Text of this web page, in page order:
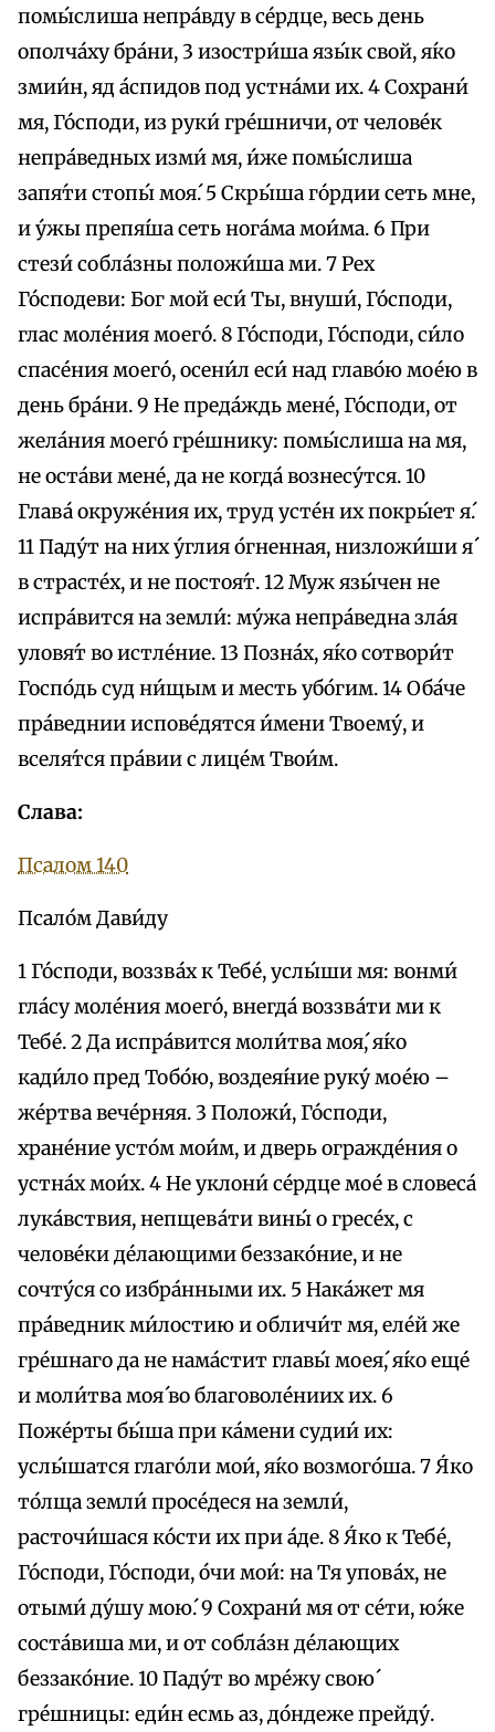
помы́слиша непра́вду в се́рдце, весь день
ополча́ху бра́ни, 3 изостри́ша язы́к свой, я́ко
змии́н, яд а́спидов под устна́ми их. 4 Сохрани́
мя, Го́споди, из руки́ гре́шничи, от челове́к
непра́ведных изми́ мя, и́же помы́слиша
запя́ти стопы́ моя́. 5 Скры́ша го́рдии сеть мне,
и у́жы препя́ша сеть нога́ма мои́ма. 6 При
стези́ собла́зны положи́ша ми. 7 Рех
Го́сподеви: Бог мой еси́ Ты, внуши́, Го́споди,
глас моле́ния моего́. 8 Го́споди, Го́споди, си́ло
спасе́ния моего́, осени́л еси́ над главо́ю мое́ю в
день бра́ни. 9 Не преда́ждь мене́, Го́споди, от
жела́ния моего́ гре́шнику: помы́слиша на мя,
не оста́ви мене́, да не когда́ вознесу́тся. 10
Глава́ окруже́ния их, труд усте́н их покры́ет я́.
11 Паду́т на них у́глия о́гненная, низложи́ши я́
в страсте́х, и не постоя́т. 12 Муж язы́чен не
испра́вится на земли́: му́жа непра́ведна зла́я
уловя́т во истле́ние. 13 Позна́х, я́ко сотвори́т
Госпо́дь суд ни́щым и месть убо́гим. 14 Оба́че
пра́веднии испове́дятся и́мени Твоему́, и
вселя́тся пра́вии с лице́м Твои́м.
Слава:
Псалом 140
Псало́м Дави́ду
1 Го́споди, воззва́х к Тебе́, услы́ши мя: вонми́
гла́су моле́ния моего́, внегда́ воззва́ти ми к
Тебе́. 2 Да испра́вится моли́тва моя́, я́ко
кади́ло пред Тобо́ю, воздея́ние руку́ мое́ю –
же́ртва вече́рняя. 3 Положи́, Го́споди,
хране́ние усто́м мои́м, и дверь огражде́ния о
устна́х мои́х. 4 Не уклони́ се́рдце мое́ в словеса́
лука́вствия, непщева́ти вины́ о гресе́х, с
челове́ки де́лающими беззако́ние, и не
сочту́ся со избра́нными их. 5 Нака́жет мя
пра́ведник ми́лостию и обличи́т мя, еле́й же
гре́шнаго да не нама́стит главы́ моея́, я́ко еще́
и моли́тва моя́ во благоволе́ниих их. 6
Поже́рты бы́ша при ка́мени судии́ их:
услы́шатся глаго́ли мои́, я́ко возмого́ша. 7 Я́ко
то́лща земли́ просе́деся на земли́,
расточи́шася ко́сти их при а́де. 8 Я́ко к Тебе́,
Го́споди, Го́споди, о́чи мои́: на Тя упова́х, не
отыми́ ду́шу мою́. 9 Сохрани́ мя от се́ти, ю́же
соста́виша ми, и от собла́зн де́лающих
беззако́ние. 10 Паду́т во мре́жу свою́
гре́шницы: еди́н есмь аз, до́ндеже прейду́.